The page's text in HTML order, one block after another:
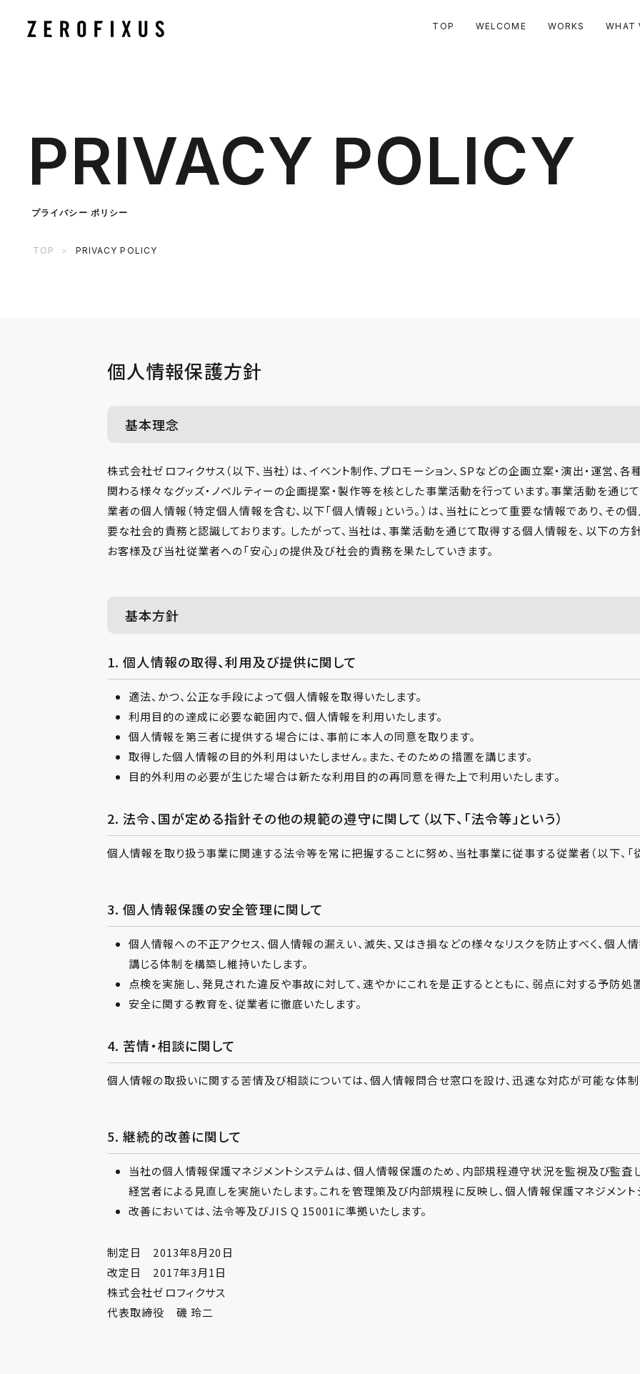
TOP WELCOME WORKS WHAT
PRIVACY POLICY
プライバシー ポリシー
TOP PRIVACY POLICY
個人情報保護方針
基本理念
株式会社ゼロフィクサス（以下、当社）は、イベント制作、プロモーション、SPなどの企画立案・演出・運営、
関わる様々なグッズ・ノベルティーの企画提案・製作等を核とした事業活動を行っています。事業活動を通
業者の個人情報（特定個人情報を含む、以下「個人情報」という。）は、当社にとって重要な情報であり、そ
要な社会的責務と認識しております。 したがって、当社は、事業活動を通じて取得する個人情報を、以下の方
お客様及び当社従業者への「安心」の提供及び社会的責務を果たしていきます。
基本方針
1. 個人情報の取得、利用及び提供に関して
適法、かつ、公正な手段によって個人情報を取得いたします。
利用目的の達成に必要な範囲内で、個人情報を利用いたします。
個人情報を第三者に提供する場合には、事前に本人の同意を取ります。
取得した個人情報の目的外利用はいたしません。また、そのための措置を講じます。
目的外利用の必要が生じた場合は新たな利用目的の再同意を得た上で利用いたします。
2. 法令、国が定める指針その他の規範の遵守に関して（以下、「法令等」という）
個人情報を取り扱う事業に関連する法令等を常に把握することに努め、当社事業に従事する従業者（以下、「従
3. 個人情報保護の安全管理に関して
個人情報への不正アクセス、個人情報の漏えい、滅失、又はき損などの様々なリスクを防止すべく、個
講じる体制を構築し維持いたします。
点検を実施し、発見された違反や事故に対して、速やかにこれを是正するとともに、弱点に対する予防処
安全に関する教育を、従業者に徹底いたします。
4. 苦情・相談に関して
個人情報の取扱いに関する苦情及び相談については、個人情報問合せ窓口を設け、迅速な対応が可能な体制
5. 継続的改善に関して
当社の個人情報保護マネジメントシステムは、個人情報保護のため、内部規程遵守状況を監視及び監査
経営者による見直しを実施いたします。これを管理策及び内部規程に反映し、個人情報保護マネジメント
改善においては、法令等及びJIS Q 15001に準拠いたします。
制定日 2013年8月20日
改定日 2017年3月1日
株式会社ゼロフィクサス
代表取締役 磯 玲二